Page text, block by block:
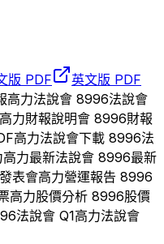
版 PDF
英文版 PDF
高力法說會 8996法說會
高力財報說明會 8996財報
高力法說會下載 8996法
高力最新法說會 8996最新
表會高力營運報告 8996
高力股價分析 8996股價
法說會 Q1高力法說會